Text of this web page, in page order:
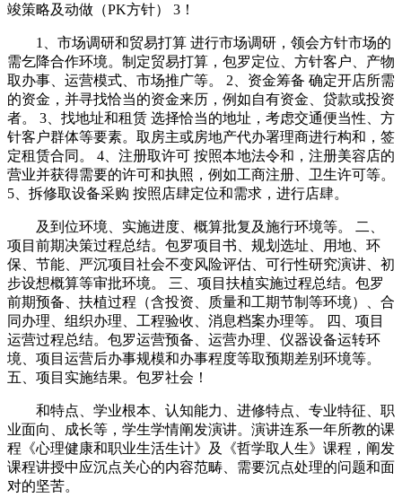
竣策略及动做（PK方针） 3！
1、市场调研和贸易打算 进行市场调研，领会方针市场的
需乞降合作环境。制定贸易打算，包罗定位、方针客户、产物
取办事、运营模式、市场推广等。 2、资金筹备 确定开店所需
的资金，并寻找恰当的资金来历，例如自有资金、贷款或投资
者。 3、找地址和租赁 选择恰当的地址，考虑交通便当性、方
针客户群体等要素。取房主或房地产代办署理商进行构和，签
定租赁合同。 4、注册取许可 按照本地法令和，注册美容店的
营业并获得需要的许可和执照，例如工商注册、卫生许可等。
5、拆修取设备采购 按照店肆定位和需求，进行店肆。
及到位环境、实施进度、概算批复及施行环境等。 二、
项目前期决策过程总结。包罗项目书、规划选址、用地、环
保、节能、严沉项目社会不变风险评估、可行性研究演讲、初
步设想概算等审批环境。 三、项目扶植实施过程总结。包罗
前期预备、扶植过程（含投资、质量和工期节制等环境）、合
同办理、组织办理、工程验收、消息档案办理等。 四、项目
运营过程总结。包罗运营预备、运营办理、仪器设备运转环
境、项目运营后办事规模和办事程度等取预期差别环境等。
五、项目实施结果。包罗社会！
和特点、学业根本、认知能力、进修特点、专业特征、职
业面向、成长等，学生学情阐发演讲。演讲连系一年所教的课
程《心理健康和职业生活生计》及《哲学取人生》课程，阐发
课程讲授中应沉点关心的内容范畴、需要沉点处理的问题和面
对的坚苦。